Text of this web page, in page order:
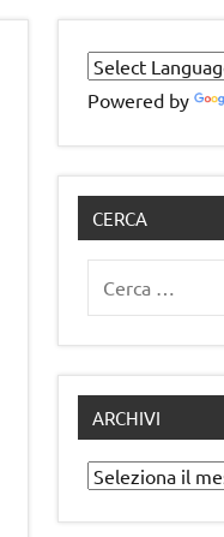
Powered by
CERCA
ARCHIVI
Archivi